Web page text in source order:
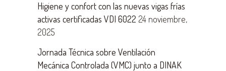
Higiene y confort con las nuevas vigas frías
activas certificadas VDI 6022 24 noviembre,
2025
Jornada Técnica sobre Ventilación
Mecánica Controlada (VMC) junto a DINAK